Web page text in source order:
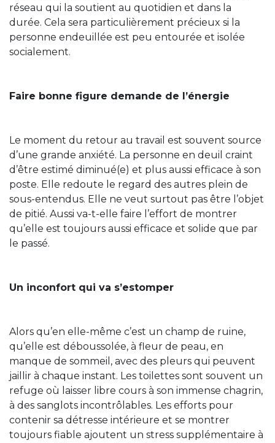
réseau qui la soutient au quotidien et dans la
durée. Cela sera particulièrement précieux si la
personne endeuillée est peu entourée et isolée
socialement.
Faire bonne figure demande de l’énergie
Le moment du retour au travail est souvent source
d’une grande anxiété. La personne en deuil craint
d’être estimé diminué(e) et plus aussi efficace à son
poste. Elle redoute le regard des autres plein de
sous-entendus. Elle ne veut surtout pas être l’objet
de pitié. Aussi va-t-elle faire l’effort de montrer
qu’elle est toujours aussi efficace et solide que par
le passé.
Un inconfort qui va s’estomper
Alors qu’en elle-même c’est un champ de ruine,
qu’elle est déboussolée, à fleur de peau, en
manque de sommeil, avec des pleurs qui peuvent
jaillir à chaque instant. Les toilettes sont souvent un
refuge où laisser libre cours à son immense chagrin,
à des sanglots incontrôlables. Les efforts pour
contenir sa détresse intérieure et se montrer
toujours fiable ajoutent un stress supplémentaire à